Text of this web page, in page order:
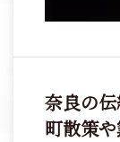
奈良の
町散策